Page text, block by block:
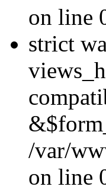
on line
strict
/var/
on line